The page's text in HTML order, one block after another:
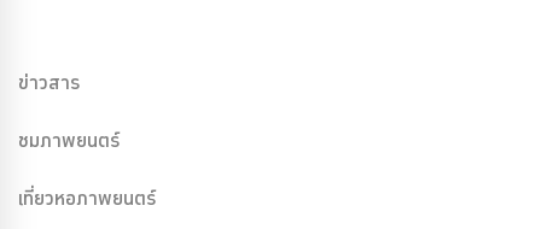
ข่าวสาร
ชมภาพยนตร์
เที่ยวหอภาพยนตร์